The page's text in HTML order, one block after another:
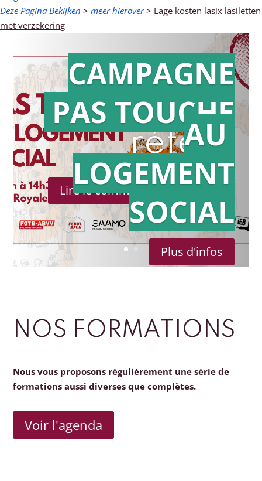
Deze Pagina Bekijken > meer hierover> Lage kosten lasix lasiletten
met verzekering
Action en
référé
Lire le communiqué de presse
CAMPAGNE
PAS TOUCHE
AU
LOGEMENT
SOCIAL
Plus d'infos
NOS FORMATIONS
Nous vous proposons régulièrement une série de
formations aussi diverses que complètes.
Voir l'agenda